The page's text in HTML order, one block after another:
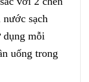
sạch
dụng mỗi
uống trong